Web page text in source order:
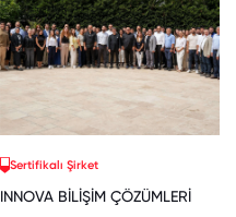
Sertifikalı Şirket
INNOVA BİLİŞİM ÇÖZÜMLERİ